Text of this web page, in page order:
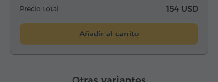
Precio total 154 USD
Añadir al carrito